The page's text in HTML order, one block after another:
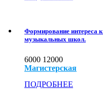
Формирование интереса
музыкальных школ.
6000 12000
Магистерская
ПОДРОБНЕЕ